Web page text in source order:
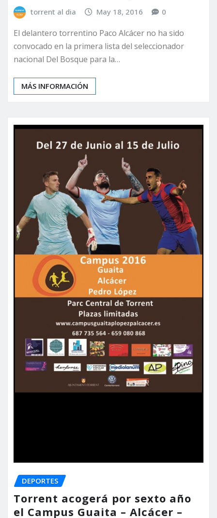
torrent al dia May 18, 2016 0
El delantero torrentino Paco Alcácer no ha sido
convocado en la primera lista del seleccionador
nacional Del Bosque para la…
MÁS INFORMACIÓN
DEPORTES
Torrent acogerá por sexto año
el Campus Guaita – Alcácer –